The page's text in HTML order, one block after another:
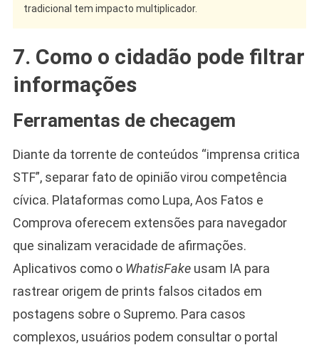
tradicional tem impacto multiplicador.
7. Como o cidadão pode filtrar
informações
Ferramentas de checagem
Diante da torrente de conteúdos “imprensa critica
STF”, separar fato de opinião virou competência
cívica. Plataformas como Lupa, Aos Fatos e
Comprova oferecem extensões para navegador
que sinalizam veracidade de afirmações.
Aplicativos como o WhatisFakeusam IA para
rastrear origem de prints falsos citados em
postagens sobre o Supremo. Para casos
complexos, usuários podem consultar o portal